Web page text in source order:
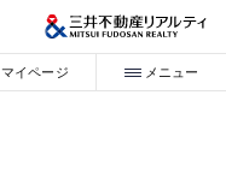
マイページ メニュー